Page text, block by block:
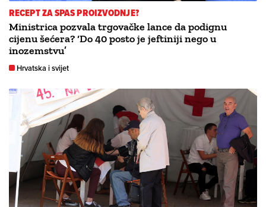
RECEPT ZA SPAS PROIZVODNJE?
Ministrica pozvala trgovačke lance da podignu
cijenu šećera? ‘Do 40 posto je jeftiniji nego u
inozemstvu’
Hrvatska i svijet